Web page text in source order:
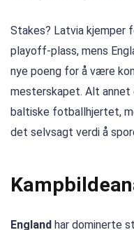
Stakes? Latvia kjemper
playoff-plass, mens
nye poeng for å være
mesterskapet. Alt annet
baltiske fotballhjertet,
det selvsagt verdi å
England har dominerte